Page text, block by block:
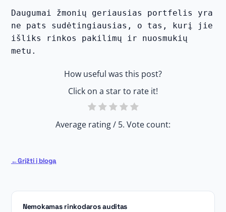
Daugumai žmonių geriausias portfelis yra
ne pats sudėtingiausias, o tas, kurį jie
išliks rinkos pakilimų ir nuosmukių
metu.
How useful was this post?
Click on a star to rate it!
Average rating/ 5. Vote count:
Grįžti į blogą
Nemokamas rinkodaros auditas